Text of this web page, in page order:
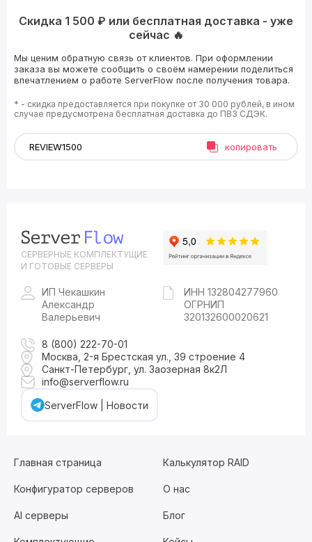
Скидка 1 500 ₽ или бесплатная доставка - уже
сейчас 🔥
Мы ценим обратную связь от клиентов. При оформлении
заказа вы можете сообщить о своём намерении поделиться
впечатлением о работе ServerFlow после получения товара.
* - скидка предоставляется при покупке от 30 000 рублей, в ином
случае предусмотрена бесплатная доставка до ПВЗ СДЭК.
копировать
СЕРВЕРНЫЕ КОМПЛЕКТУЩИЕ
И ГОТОВЫЕ СЕРВЕРЫ
ИП Чекашкин
Александр
Валерьевич
ИНН 132804277960
ОГРНИП
320132600020621
8 (800) 222-70-01
Москва, 2-я Брестская ул., 39 строение 4
Санкт-Петербург, ул. Заозерная 8к2Л
info@serverflow.ru
ServerFlow | Новости
Главная страница Калькулятор RAID
Конфигуратор серверов О нас
AI серверы Блог